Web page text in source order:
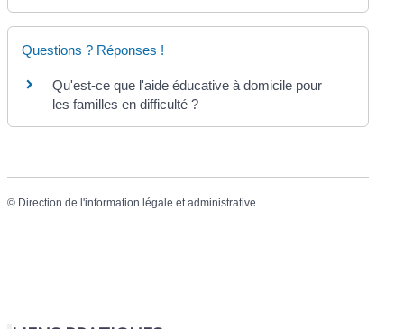
Questions ? Réponses !
Qu'est-ce que l'aide éducative à domicile pour
les familles en difficulté ?
© Direction de l'information légale et administrative